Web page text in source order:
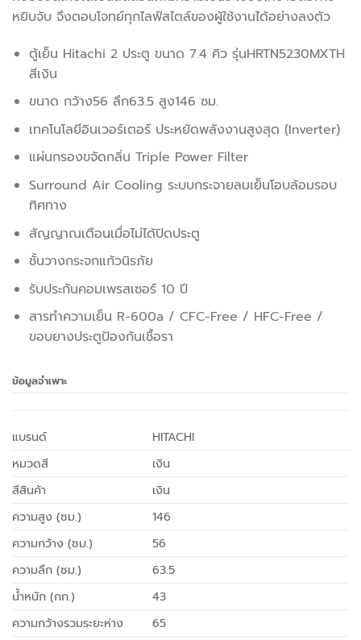
หยิบจับ จึงตอบโจทย์ทุกไลฟ์สไตล์ของผู้ใช้งานได้อย่างลงตัว
ตู้เย็น Hitachi 2 ประตู ขนาด 7.4 คิว รุ่นHRTN5230MXTH
สีเงิน
ขนาด กว้าง56 ลึก63.5 สูง146 ซม.
เทคโนโลยีอินเวอร์เตอร์ ประหยัดพลังงานสูงสุด (Inverter)
แผ่นกรองขจัดกลิ่น Triple Power Filter
Surround Air Cooling ระบบกระจายลมเย็นโอบล้อมรอบ
ทิศทาง
สัญญาณเตือนเมื่อไม่ได้ปิดประตู
ชั้นวางกระจกแก้วนิรภัย
รับประกันคอมเพรสเซอร์ 10 ปี
สารทำความเย็น R-600a / CFC-Free / HFC-Free /
ขอบยางประตูป้องกันเชื้อรา
ข้อมูลจำเพาะ
แบรนด์
HITACHI
หมวดสี
เงิน
สีสินค้า
เงิน
ความสูง (ซม.)
146
ความกว้าง (ซม.)
56
ความลึก (ซม.)
63.5
น้ำหนัก (กก.)
43
ความกว้างรวมระยะห่าง
65